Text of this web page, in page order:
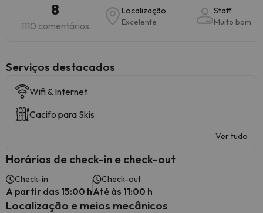
8
1110 comentários
Localização
Excelente
Staff
Muito bom
Serviços destacados
Wifi & Internet
Cacifo para Skis
Ver tudo
Horários de check-in e check-out
Check-in
A partir das 15:00 h
Check-out
Até às 11:00 h
Localização e meios mecânicos